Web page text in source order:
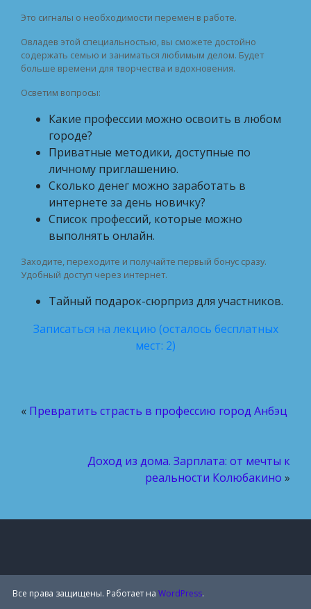
Это сигналы о необходимости перемен в работе.
Овладев этой специальностью, вы сможете достойно
содержать семью и заниматься любимым делом. Будет
больше времени для творчества и вдохновения.
Осветим вопросы:
Какие профессии можно освоить в любом
городе?
Приватные методики, доступные по
личному приглашению.
Сколько денег можно заработать в
интернете за день новичку?
Список профессий, которые можно
выполнять онлайн.
Заходите, переходите и получайте первый бонус сразу.
Удобный доступ через интернет.
Тайный подарок-сюрприз для участников.
Записаться на лекцию (осталось бесплатных
мест: 2)
« Превратить страсть в профессию город Анбэц
Доход из дома. Зарплата: от мечты к
реальности Колюбакино »
Все права защищены. Работает на WordPress.